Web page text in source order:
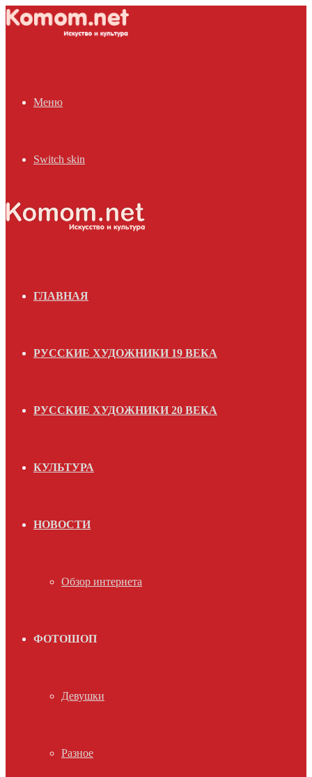
Меню
Switch skin
ГЛАВНАЯ
РУССКИЕ ХУДОЖНИКИ 19 ВЕКА
РУССКИЕ ХУДОЖНИКИ 20 ВЕКА
КУЛЬТУРА
НОВОСТИ
Обзор интернета
ФОТОШОП
Девушки
Разное